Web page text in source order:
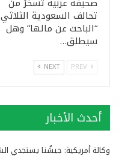
تحالف السعودية الثلاثي
“الباحث عن مالها” وهل
سيطلق…
NEXT
أحدث الأخبار
وكالة أمريكية: جيشُنا يستجدي